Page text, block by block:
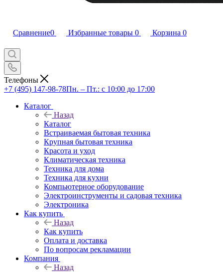
Сравнение0 Избранные товары 0 Корзина 0
Телефоны
+7 (495) 147-98-78Пн. – Пт.: с 10:00 до 17:00
Каталог
Назад
Каталог
Встраиваемая бытовая техника
Крупная бытовая техника
Красота и уход
Климатическая техника
Техника для дома
Техника для кухни
Компьютерное оборудование
Электроинструменты и садовая техника
Электроника
Как купить
Назад
Как купить
Оплата и доставка
По вопросам рекламации
Компания
Назад